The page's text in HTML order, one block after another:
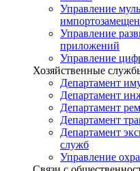
Управление
Управление
приложений
Управление
Хозяйственные
Департамент
Департамент
Департамент
Департамент
Департамент
служб
Управление